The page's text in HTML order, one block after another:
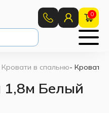
0
Кровати в спальню- Кровать
1,8м Белый